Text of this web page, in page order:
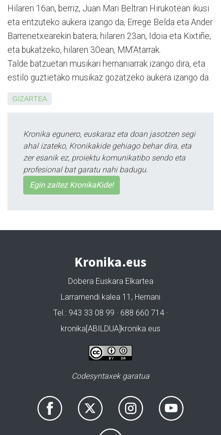
Hilaren 16an, berriz, Juan Mari Beltran Hirukotean iku­si
eta entzuteko aukera izan­go da, Errege Belda eta Ander
Ba­rrenetxearekin batera; hi­la­ren 23an, Idoia eta Kixtiñe;
eta bukatzeko, hilaren 30ean, MM’Atarrak.
Talde batzuetan musikari hernaniarrak izango dira, eta
estilo guztietako musikaz gozatzeko aukera izango da.
GIZARTEA
Kronika egunero, euskaraz eta doan jasotzen segi
ahal izateko, Kronikakide gehiago behar dira, eta
zer esanik ez, proiektu komunikatibo sendo eta
profesional bat garatu nahi badugu.
Egin zaitez KronikaKide!
Kronika.eus
Dobera Euskara Elkartea
Larramendi kalea 11, Hernani
Tel.: 943 33 08 99 · 688 660 714 ·
kronika[ABILDUA]kronika.eus
Codesyntaxek garatua